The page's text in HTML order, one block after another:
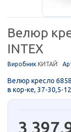
Велюр
INTEX
Виробник КИТАЙ
Велюр кресло
в кор-ке, 37-30,5-
3